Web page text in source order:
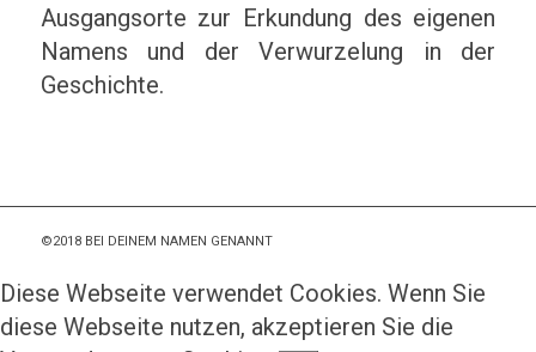
Ausgangsorte zur Erkundung des eigenen
Namens und der Verwurzelung in der
Geschichte.
©2018 BEI DEINEM NAMEN GENANNT
Diese Webseite verwendet Cookies. Wenn Sie
diese Webseite nutzen, akzeptieren Sie die